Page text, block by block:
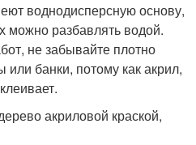
воднодисперсную основу,
можно разбавлять водой.
не забывайте плотно
или банки, потому как акрил,
акриловой краской,